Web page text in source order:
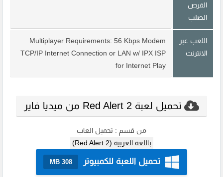
القرص
الصلب
اللعب عبر
الانترنت
Multiplayer Requirements: 56 Kbps Modem
TCP/IP Internet Connection or LAN w/ IPX ISP
for Internet Play
تحميل لعبة Red Alert 2 من ميديا فاير
من قسم : تحميل العاب
باللغة العربية (Red Alert 2)
تحميل اللعبة للكمبيوتر 308 MB